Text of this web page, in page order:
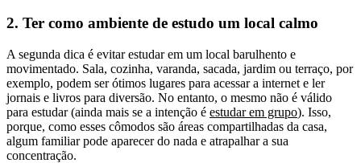
2. Ter como ambiente de estudo um local calmo
A segunda dica é evitar estudar em um local barulhento e
movimentado. Sala, cozinha, varanda, sacada, jardim ou terraço, por
exemplo, podem ser ótimos lugares para acessar a internet e ler
jornais e livros para diversão. No entanto, o mesmo não é válido
para estudar (ainda mais se a intenção é estudar em grupo). Isso,
porque, como esses cômodos são áreas compartilhadas da casa,
algum familiar pode aparecer do nada e atrapalhar a sua
concentração.